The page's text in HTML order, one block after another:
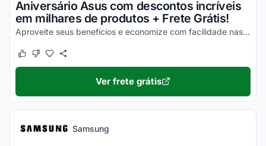
Aniversário Asus com descontos incríveis
em milhares de produtos + Frete Grátis!
Aproveite seus benefícios e economize com facilidade nas suas compras!
Este cupom funcionou
Este cupom não funcionou
Ver frete grátis
Samsung